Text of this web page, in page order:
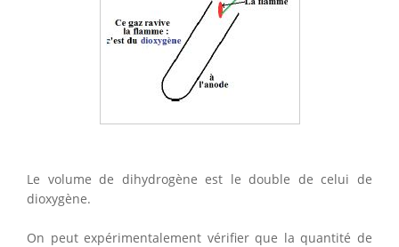
Le volume de dihydrogène est le double de celui de
dioxygène.
On peut expérimentalement vérifier que la quantité de